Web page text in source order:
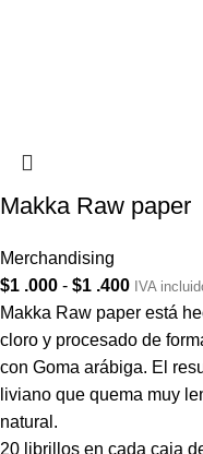
Makka Raw paper
Merchandising
$1 .000 - $1 .400 IVA
Makka Raw paper está
cloro y procesado de
con Goma arábiga. El
liviano que quema muy
natural.
20 librillos en cada caja